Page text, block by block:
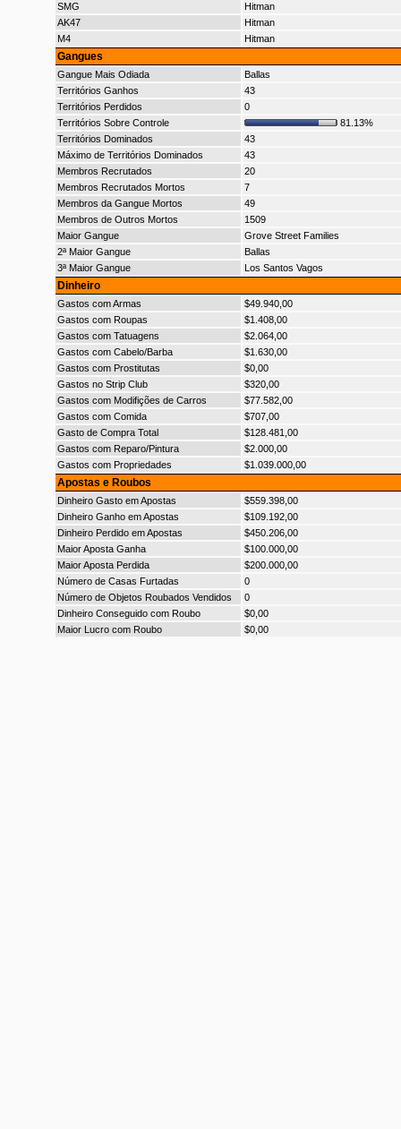
SMG
Hitman
AK47
Hitman
M4
Hitman
Gangues
Gangue Mais Odiada
Ballas
Territórios Ganhos
43
Territórios Perdidos
0
Territórios Sobre Controle
81.13%
Territórios Dominados
43
Máximo de Territórios Dominados
43
Membros Recrutados
20
Membros Recrutados Mortos
7
Membros da Gangue Mortos
49
Membros de Outros Mortos
1509
Maior Gangue
Grove Street Families
2ª Maior Gangue
Ballas
3ª Maior Gangue
Los Santos Vagos
Dinheiro
Gastos com Armas
$49.940,00
Gastos com Roupas
$1.408,00
Gastos com Tatuagens
$2.064,00
Gastos com Cabelo/Barba
$1.630,00
Gastos com Prostitutas
$0,00
Gastos no Strip Club
$320,00
Gastos com Modifições de Carros
$77.582,00
Gastos com Comida
$707,00
Gasto de Compra Total
$128.481,00
Gastos com Reparo/Pintura
$2.000,00
Gastos com Propriedades
$1.039.000,00
Apostas e Roubos
Dinheiro Gasto em Apostas
$559.398,00
Dinheiro Ganho em Apostas
$109.192,00
Dinheiro Perdido em Apostas
$450.206,00
Maior Aposta Ganha
$100.000,00
Maior Aposta Perdida
$200.000,00
Número de Casas Furtadas
0
Número de Objetos Roubados Vendidos
0
Dinheiro Conseguido com Roubo
$0,00
Maior Lucro com Roubo
$0,00